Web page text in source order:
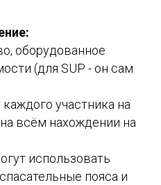
оборудованное
(для SUP - он сам
участника на
всём нахождении на
использовать
пояса и